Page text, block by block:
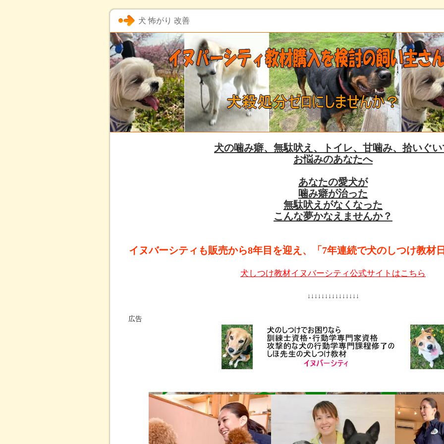
犬 怖がり 改善
犬の噛み癖、無駄吠え、トイレ、甘噛み、拾いぐい
お悩みのあなたへ
あなたの愛犬が
噛み癖が治った
無駄吠えがなくなった
こんな夢かなえませんか？
イヌバーシティも販売から8年目を迎え、「7年連続で犬のしつけ教材
犬しつけ教材イヌバーシティ公式サイトはこちら
↓↓↓↓↓↓↓↓↓↓↓↓↓↓↓
広告